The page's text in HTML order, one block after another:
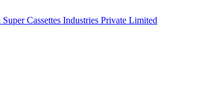
Cassettes Industries Private Limited